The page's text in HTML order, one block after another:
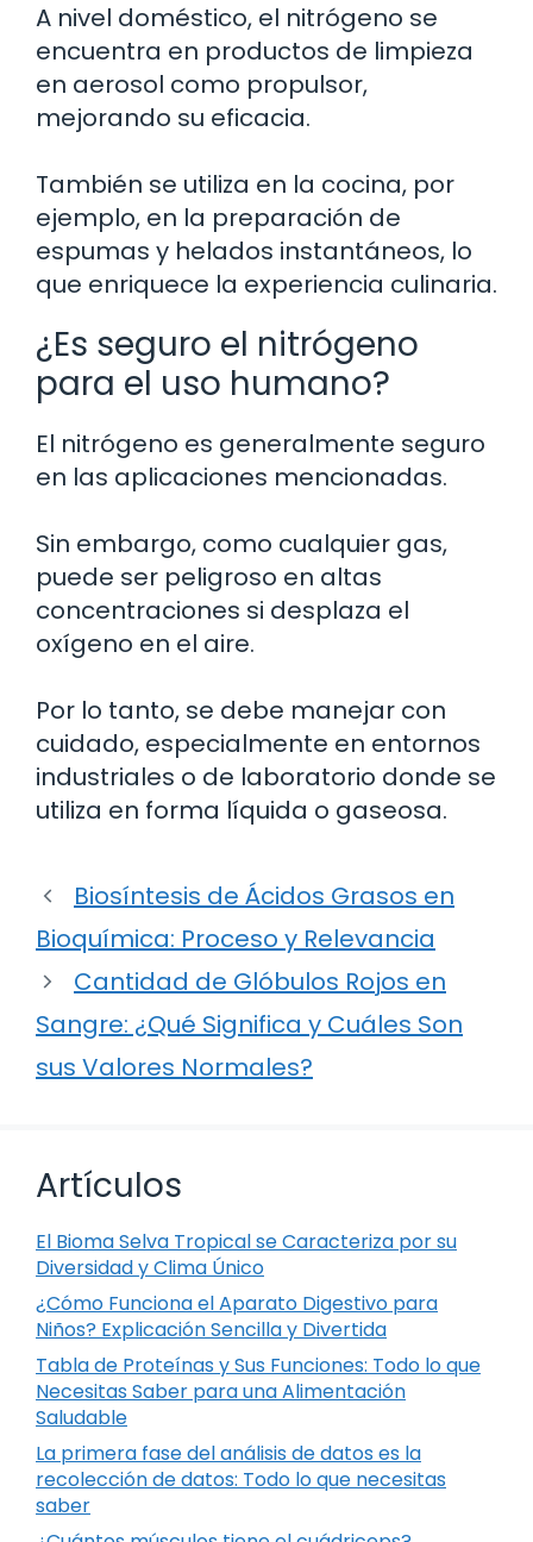
A nivel doméstico, el nitrógeno se
encuentra en productos de limpieza
en aerosol como propulsor,
mejorando su eficacia.
También se utiliza en la cocina, por
ejemplo, en la preparación de
espumas y helados instantáneos, lo
que enriquece la experiencia culinaria.
¿Es seguro el nitrógeno
para el uso humano?
El nitrógeno es generalmente seguro
en las aplicaciones mencionadas.
Sin embargo, como cualquier gas,
puede ser peligroso en altas
concentraciones si desplaza el
oxígeno en el aire.
Por lo tanto, se debe manejar con
cuidado, especialmente en entornos
industriales o de laboratorio donde se
utiliza en forma líquida o gaseosa.
Biosíntesis de Ácidos Grasos en
Bioquímica: Proceso y Relevancia
Cantidad de Glóbulos Rojos en
Sangre: ¿Qué Significa y Cuáles Son
sus Valores Normales?
Artículos
El Bioma Selva Tropical se Caracteriza por su
Diversidad y Clima Único
¿Cómo Funciona el Aparato Digestivo para
Niños? Explicación Sencilla y Divertida
Tabla de Proteínas y Sus Funciones: Todo lo que
Necesitas Saber para una Alimentación
Saludable
La primera fase del análisis de datos es la
recolección de datos: Todo lo que necesitas
saber